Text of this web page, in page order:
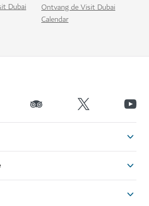
Dubai
Ontvang de Visit Dubai
Calendar